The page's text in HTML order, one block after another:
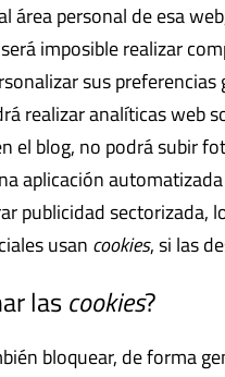
área personal de esa
imposible realizar
sus
realizar analíticas web
el blog, no podrá subir
aplicación
publicidad sectorizada,
usan cookies, si las
lascookies?
bloquear, de forma